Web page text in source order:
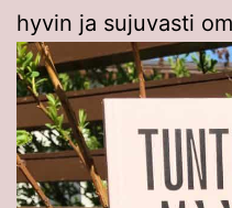
hyvin ja sujuvasti